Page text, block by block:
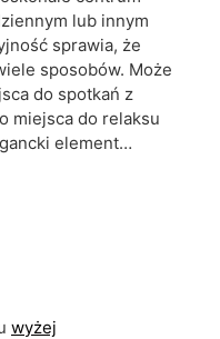
lub innym
sprawia, że
sposobów. Może
do spotkań z
miejsca do relaksu
element
wyżej